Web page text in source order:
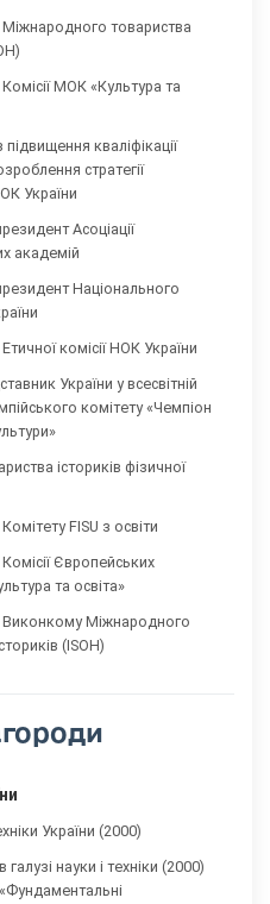
товариства
МОК «Культура та
кваліфікації
стратегії
України
Асоціації
академій
Національного
комісії НОК України
України у всесвітній
комітету «Чемпіон
істориків фізичної
FISU з освіти
Європейських
та освіта»
Виконкому Міжнародного
(ISOH)
України (2000)
науки і техніки (2000)